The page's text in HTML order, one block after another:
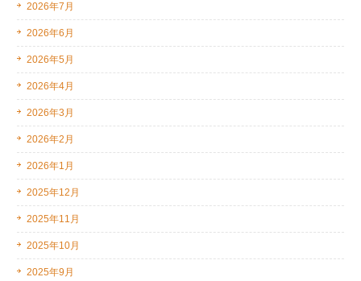
2026年7月
2026年6月
2026年5月
2026年4月
2026年3月
2026年2月
2026年1月
2025年12月
2025年11月
2025年10月
2025年9月